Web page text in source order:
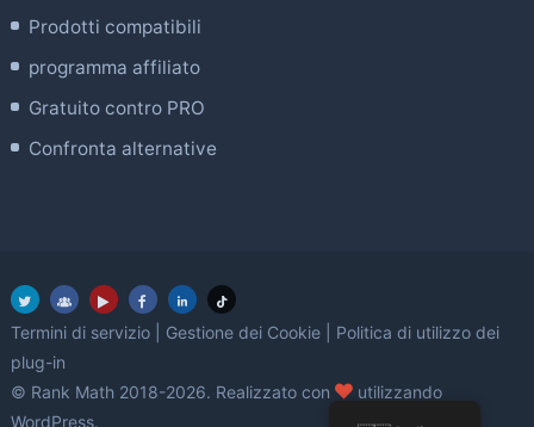
Prodotti compatibili
programma affiliato
Gratuito contro PRO
Confronta alternative
Termini di servizio Gestione dei Cookie
Politica di utilizzo dei
plug-in
© Rank Math 2018-2026. Realizzato con
amore
utilizzando
WordPress.